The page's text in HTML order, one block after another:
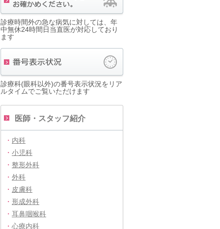
診療時間外の急な病気に対しては、年
中無休24時間日当直医が対応しており
ます
診療科(眼科以外)の番号表示状況をリア
ルタイムでご覧いただけます
医師・スタッフ紹介
・ 内科
・ 小児科
・ 整形外科
・ 外科
・ 皮膚科
・ 形成外科
・ 耳鼻咽喉科
・ 心療内科